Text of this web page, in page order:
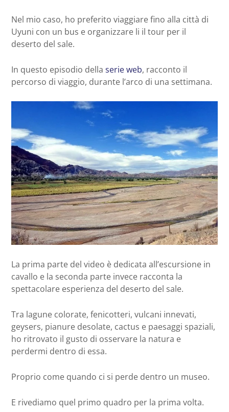
Nel mio caso, ho preferito viaggiare fino alla città di
Uyuni con un bus e organizzare li il tour per il
deserto del sale.
In questo episodio della serie web, racconto il
percorso di viaggio, durante l’arco di una settimana.
La prima parte del video è dedicata all’escursione in
cavallo e la seconda parte invece racconta la
spettacolare esperienza del deserto del sale.
Tra lagune colorate, fenicotteri, vulcani innevati,
geysers, pianure desolate, cactus e paesaggi spaziali,
ho ritrovato il gusto di osservare la natura e
perdermi dentro di essa.
Proprio come quando ci si perde dentro un museo.
E rivediamo quel primo quadro per la prima volta.